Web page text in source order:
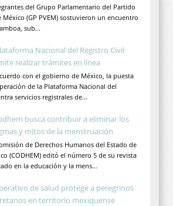
del Grupo Parlamentario del Partido
México (GP PVEM) sostuvieron un encuentro
sub...
Nacional del Registro Civil
realizar trámites en línea
con el gobierno de México, la puesta
de la Plataforma Nacional del
servicios registrales de...
busca contribuir a eliminar los
y mitos de la menstruación
de Derechos Humanos del Estado de
(CODHEM) editó el número 5 de su revista
en la educación y la mens...
de salud protege a peregrinos
en territorio mexiquense